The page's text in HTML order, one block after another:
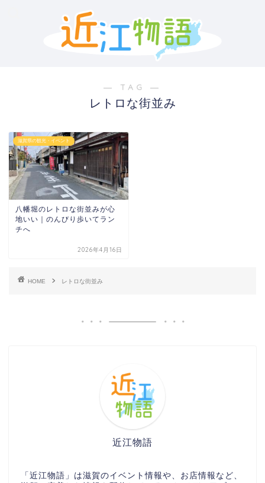
― TAG ―
レトロな街並み
滋賀県の観光・イベント
八幡堀のレトロな街並みが心
地いい｜のんびり歩いてラン
チへ
2026年4月16日
HOME レトロな街並み
近江物語
「近江物語」は滋賀のイベント情報や、お店情報など、